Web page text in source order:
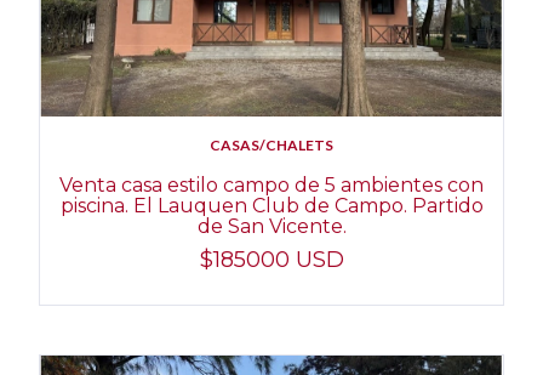
CASAS/CHALETS
Venta casa estilo campo de 5 ambientes con
piscina. El Lauquen Club de Campo. Partido
de San Vicente.
$185000 USD